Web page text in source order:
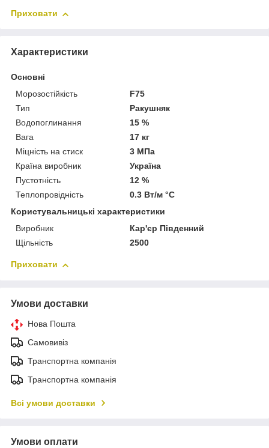
Приховати
Характеристики
Основні
Морозостійкість
F75
Тип
Ракушняк
Водопоглинання
15 %
Вага
17 кг
Міцність на стиск
3 МПа
Країна виробник
Україна
Пустотність
12 %
Теплопровідність
0.3 Вт/м °С
Користувальницькі характеристики
Виробник
Кар'єр Південний
Щільність
2500
Приховати
Умови доставки
Нова Пошта
Самовивіз
Транспортна компанія
Транспортна компанія
Всі умови доставки
Умови оплати